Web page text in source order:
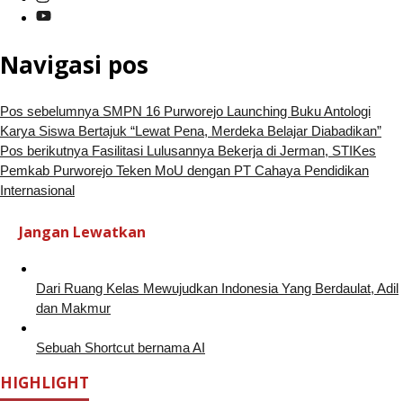
Navigasi pos
Pos sebelumnya SMPN 16 Purworejo Launching Buku Antologi
Karya Siswa Bertajuk “Lewat Pena, Merdeka Belajar Diabadikan”
Pos berikutnya Fasilitasi Lulusannya Bekerja di Jerman, STIKes
Pemkab Purworejo Teken MoU dengan PT Cahaya Pendidikan
Internasional
Jangan Lewatkan
Dari Ruang Kelas Mewujudkan Indonesia Yang Berdaulat, Adil
dan Makmur
Sebuah Shortcut bernama AI
HIGHLIGHT